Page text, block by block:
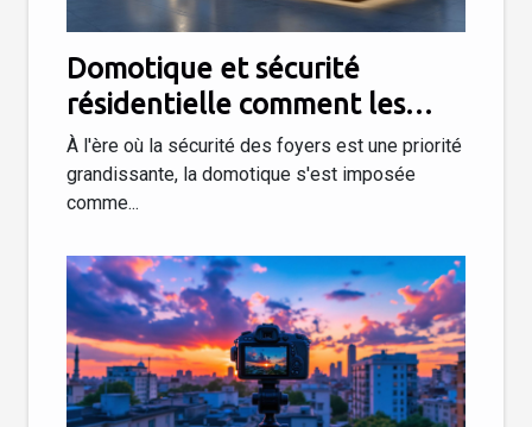
Domotique et sécurité
résidentielle comment les
nouvelles technologies
renforcent la protection de la
maison
À l'ère où la sécurité des foyers est une priorité
grandissante, la domotique s'est imposée
comme...